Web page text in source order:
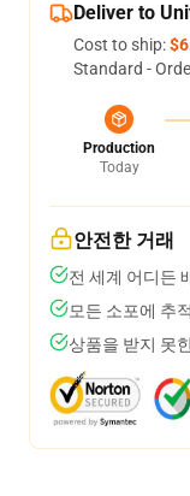
Deliver to
Cost to ship:
Standard -
Production
Today
안전한 거래
전 세계 어디든
모든 소포에 추
상품을 받지 못